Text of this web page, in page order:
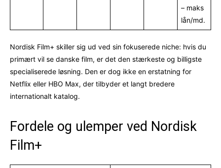
– maks
lån/md.
Nordisk Film+ skiller sig ud ved sin fokuserede niche: hvis du
primært vil se danske film, er det den stærkeste og billigste
specialiserede løsning. Den er dog ikke en erstatning for
Netflix eller HBO Max, der tilbyder et langt bredere
internationalt katalog.
Fordele og ulemper ved Nordisk
Film+